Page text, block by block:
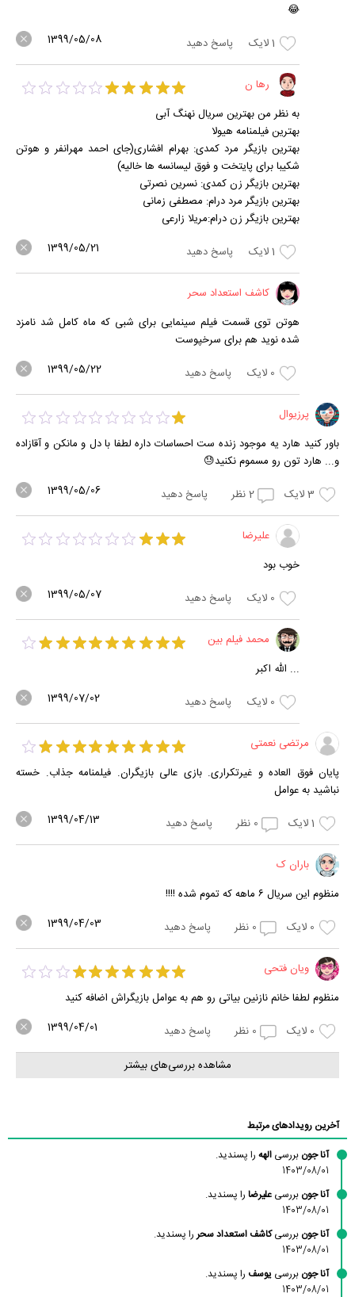
😂
1لایک پاسخ دهید 1399/05/08
رها ن
به نظر من بهترین سریال نهنگ آبی
بهترین فیلمنامه هیولا
بهترین بازیگر مرد کمدی: بهرام افشاری(جای احمد مهرانفر و هوتن
شکیبا برای پایتخت و فوق لیسانسه ها خالیه)
بهترین بازیگر زن کمدی: نسرین نصرتی
بهترین بازیگر مرد درام: مصطفی زمانی
بهترین بازیگر زن درام:مریلا زارعی
1لایک پاسخ دهید 1399/05/21
کاشف استعداد سحر
هوتن توی قسمت فیلم سینمایی برای شبی که ماه کامل شد نامزد
شده نوید هم برای سرخپوست
0 لایک پاسخ دهید 1399/05/22
پرزیوال
باور کنید هارد یه موجود زنده ست احساسات داره لطفا با دل و مانکن و آقازاده
و... هارد تون رو مسموم نکنید😓
3لایک 2نظر پاسخ دهید 1399/05/06
علیرضا
خوب بود
0 لایک پاسخ دهید 1399/05/07
محمد فیلم بین
... الله اکبر
0 لایک پاسخ دهید 1399/07/02
مرتضی نعمتی
پایان فوق العاده و غیرتکراری. بازی عالی بازیگران. فیلمنامه جذاب. خسته
نباشید به عوامل
1لایک 0 نظر پاسخ دهید 1399/04/13
باران ک
منظوم این سریال ۶ ماهه که تموم شده !!!!
0 لایک 0 نظر پاسخ دهید 1399/04/03
ویان فتحی
منظوم لطفا خانم نازنین بیاتی رو هم به عوامل بازیگراش اضافه کنید
0 لایک 0 نظر پاسخ دهید 1399/04/01
مشاهده بررسی‌های بیشتر
آخرین رویدادهای مرتبط
آنا جون بررسی الهه را پسندید.
1403/08/01
آنا جون بررسی علیرضا را پسندید.
1403/08/01
آنا جون بررسیکاشف استعداد سحر را پسندید.
1403/08/01
آنا جون بررسی یوسف را پسندید.
1403/08/01